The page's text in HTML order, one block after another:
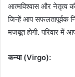
आत्मविश्वास और नेतृत्व
जिन्हें आप सफलतापूर्वक
मजबूत होगी. परिवार में
कन्या (Virgo):